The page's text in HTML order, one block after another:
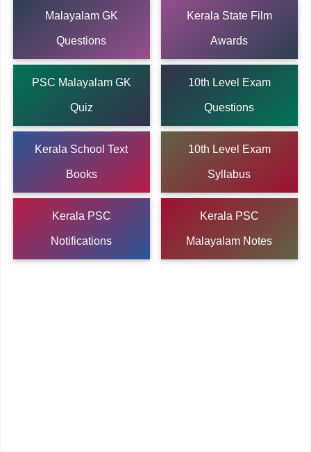
Malayalam GK
Questions
Kerala State Film
Awards
PSC Malayalam GK
Quiz
10th Level Exam
Questions
Kerala School Text
Books
10th Level Exam
Syllabus
Kerala PSC
Notifications
Kerala PSC
Malayalam Notes